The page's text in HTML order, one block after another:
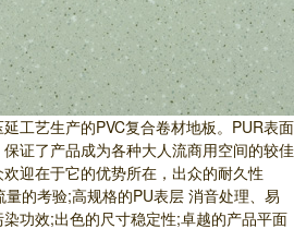
工艺生产的PVC复合卷材地板。PUR表面
证了产品成为各种大人流商用空间的较佳
迎在于它的优势所在，出众的耐久性
的考验;高规格的PU表层 消音处理、易
功效;出色的尺寸稳定性;卓越的产品平面